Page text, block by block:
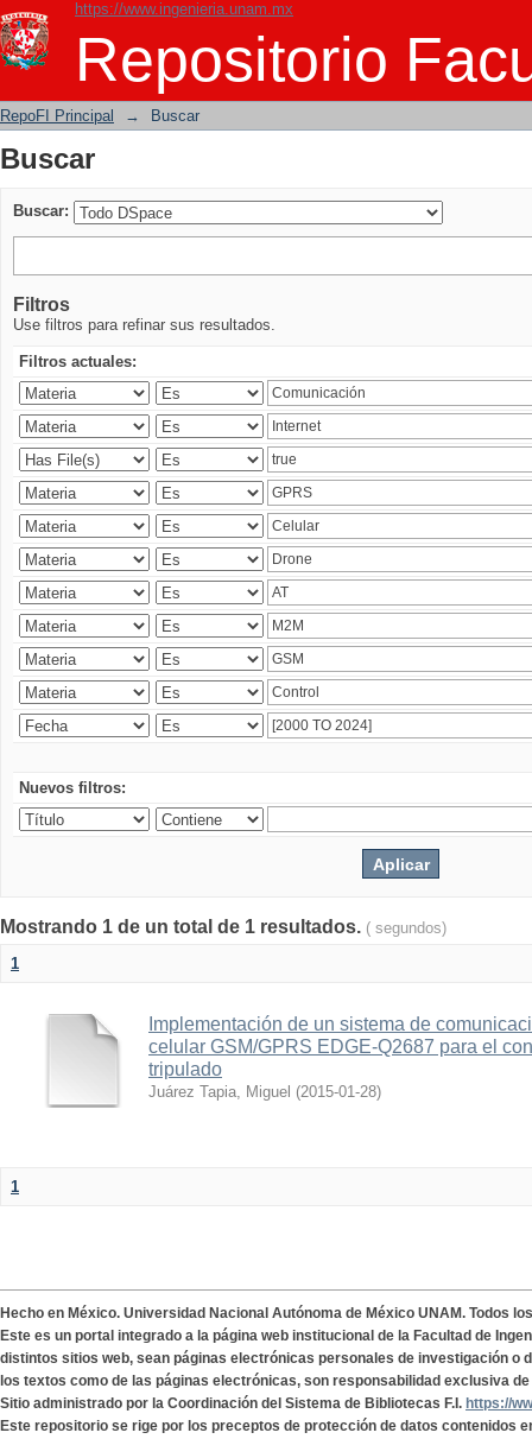
https://www.ingenieria.unam.mx
Repositorio
Buscar
RepoFI Principal → Buscar
Buscar
Buscar:
Filtros
Use filtros para refinar sus resultados.
Filtros actuales:
Nuevos filtros:
Mostrando 1 de un total de 1 resultados. ( segundos)
1
Implementación de un sistema de
celular GSM/GPRS EDGE-Q2687 para el
tripulado
Juárez Tapia, Miguel (2015-01-28)
1
Hecho en México. Universidad Nacional Autónoma de México UNAM. Todos
Este es un portal integrado a la página web institucional de la Facultad de
distintos sitios web, sean páginas electrónicas personales de investigación o
los textos como de las páginas electrónicas, son responsabilidad exclusiva
Sitio administrado por la Coordinación del Sistema de Bibliotecas F.I. https://
Este repositorio se rige por los preceptos de protección de datos contenidos